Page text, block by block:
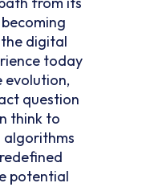
digital
today
evolution,
question
think to
potential